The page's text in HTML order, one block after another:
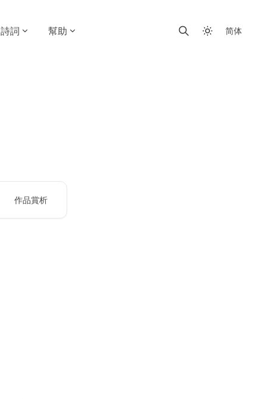
詩詞 幫助 简体
作品賞析